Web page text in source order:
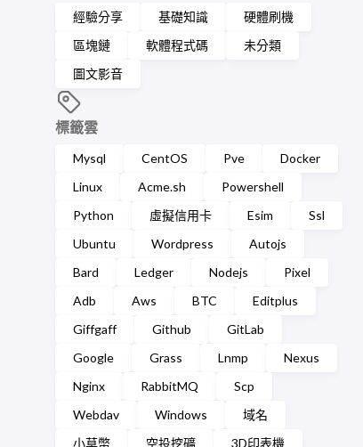
經驗分享 基礎知識
硬體刷機
區塊鏈
軟體程式碼
未分類
圖文影音
標籤雲
Mysql CentOS Pve
Docker
Linux
Acme.sh
Powershell
Python
虛擬信用卡 Esim
Ssl
Ubuntu
Wordpress
Autojs
Bard
Ledger Nodejs
Pixel
Adb
Aws BTC
Editplus
Giffgaff
Github
GitLab
Google
Grass Lnmp
Nexus
Nginx
RabbitMQ
Scp
Webdav
Windows
域名
小草幣
空投挖礦 3D印表機